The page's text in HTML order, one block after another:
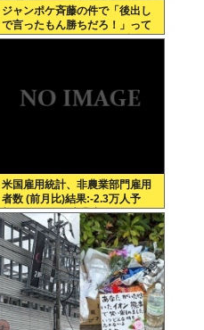
ジャンポケ斉藤の件で「後出し
で言ったもん勝ちだろ！」って
キレてる人いるけど、まず付き
米国雇用統計、非農業部門雇用
者数 (前月比)結果:-2.3万人予
想:+8.0万人、失業率結果:+4.1%
予想:+4.2%、9月利下げか